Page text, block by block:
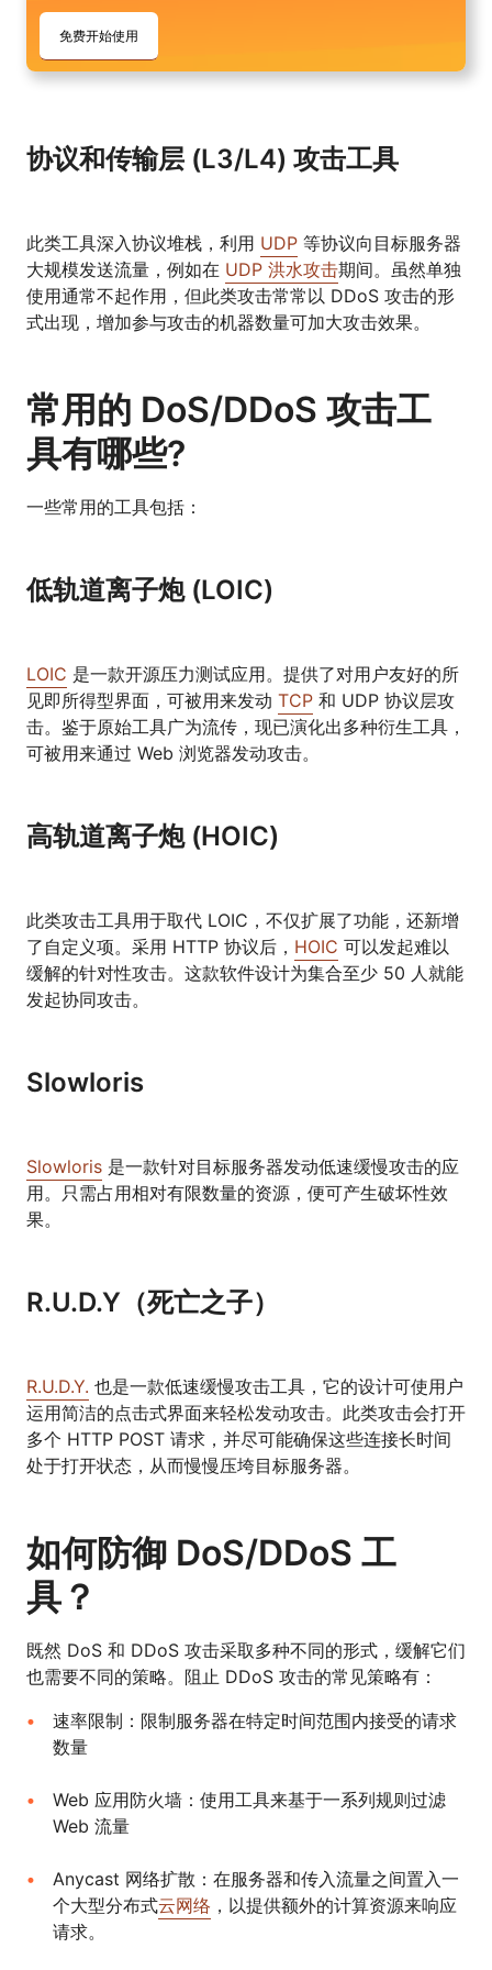
免费开始使用
协议和传输层 (L3/L4) 攻击工具
此类工具深入协议堆栈，利用 UDP 等协议向目标服务器
大规模发送流量，例如在 UDP 洪水攻击期间。虽然单独
使用通常不起作用，但此类攻击常常以 DDoS 攻击的形
式出现，增加参与攻击的机器数量可加大攻击效果。
常用的 DoS/DDoS 攻击工
具有哪些?
一些常用的工具包括：
低轨道离子炮 (LOIC)
LOIC 是一款开源压力测试应用。提供了对用户友好的所
见即所得型界面，可被用来发动 TCP 和 UDP 协议层攻
击。鉴于原始工具广为流传，现已演化出多种衍生工具，
可被用来通过 Web 浏览器发动攻击。
高轨道离子炮 (HOIC)
此类攻击工具用于取代 LOIC，不仅扩展了功能，还新增
了自定义项。采用 HTTP 协议后， HOIC 可以发起难以
缓解的针对性攻击。这款软件设计为集合至少 50 人就能
发起协同攻击。
Slowloris
Slowloris 是一款针对目标服务器发动低速缓慢攻击的应
用。只需占用相对有限数量的资源，便可产生破坏性效
果。
R.U.D.Y（死亡之子）
R.U.D.Y. 也是一款低速缓慢攻击工具，它的设计可使用户
运用简洁的点击式界面来轻松发动攻击。此类攻击会打开
多个 HTTP POST 请求，并尽可能确保这些连接长时间
处于打开状态，从而慢慢压垮目标服务器。
如何防御 DoS/DDoS 工
具？
既然 DoS 和 DDoS 攻击采取多种不同的形式，缓解它们
也需要不同的策略。阻止 DDoS 攻击的常见策略有：
速率限制：限制服务器在特定时间范围内接受的请求
数量
Web 应用防火墙：使用工具来基于一系列规则过滤
Web 流量
Anycast 网络扩散：在服务器和传入流量之间置入一
个大型分布式云网络 ，以提供额外的计算资源来响应
请求。